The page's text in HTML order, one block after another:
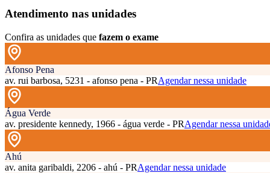
Atendimento nas unidades
Confira as unidades que fazem o exame
Afonso Pena
av. rui barbosa, 5231 - afonso pena - PRAgendar nessa unidade
Água Verde
av. presidente kennedy, 1966 - água verde - PRAgendar nessa
Ahú
av. anita garibaldi, 2206 - ahú - PRAgendar nessa unidade